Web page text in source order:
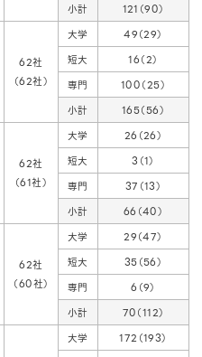
小計
121（90）
62社
（62社）
大学
49（29）
短大
16（2）
専門
100（25）
小計
165（56）
62社
（61社）
大学
26（26）
短大
3（1）
専門
37（13）
小計
66（40）
62社
（60社）
大学
29（47）
短大
35（56）
専門
6（9）
小計
70（112）
大学
172（193）